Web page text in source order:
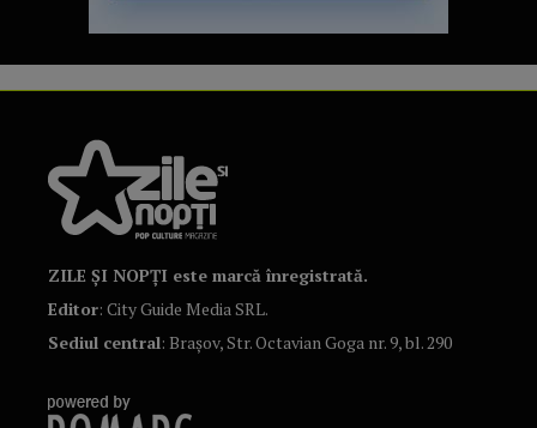
ZILE ȘI NOPȚI este marcă înregistrată.
Editor: City Guide Media SRL.
Sediul central: Brașov, Str. Octavian Goga nr. 9, bl. 290